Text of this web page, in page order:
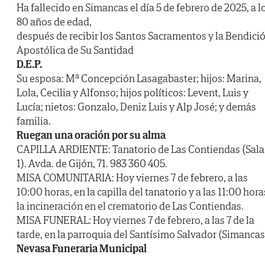
Ha fallecido en Simancas el día 5 de febrero de 2025, a
80 años de edad,
después de recibir los Santos Sacramentos y la
Apostólica de Su Santidad
D.E.P.
Su esposa: Mª Concepción Lasagabaster; hijos: Marina,
Lola, Cecilia y Alfonso; hijos políticos: Levent, Luis y
Lucía; nietos: Gonzalo, Deniz Luis y Alp José; y demás
familia.
Ruegan una oración por su alma
CAPILLA ARDIENTE: Tanatorio de Las Contiendas (Sala
1). Avda. de Gijón, 71. 983 360 405.
MISA COMUNITARIA: Hoy viernes 7 de febrero, a las
10:00 horas, en la capilla del tanatorio y a las 11:00
la incineración en el crematorio de Las Contiendas.
MISA FUNERAL: Hoy viernes 7 de febrero, a las 7 de la
tarde, en la parroquia del Santísimo Salvador
Nevasa Funeraria Municipal